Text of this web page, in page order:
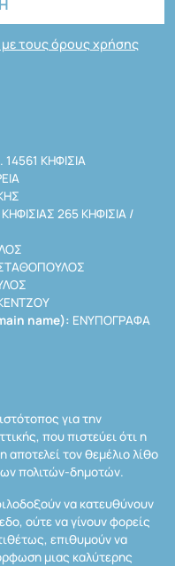
τους όρους χρήσης
ΚΗΦΙΣΙΑ
265 ΚΗΦΙΣΙΑ /
name): ΕΝΥΠΟΓΡΑΦΑ
για την
που πιστεύει ότι η
τον θεμέλιο λίθο
πολιτών-δημοτών.
να κατευθύνουν
ούτε να γίνουν φορείς
επιθυμούν να
μιας καλύτερης